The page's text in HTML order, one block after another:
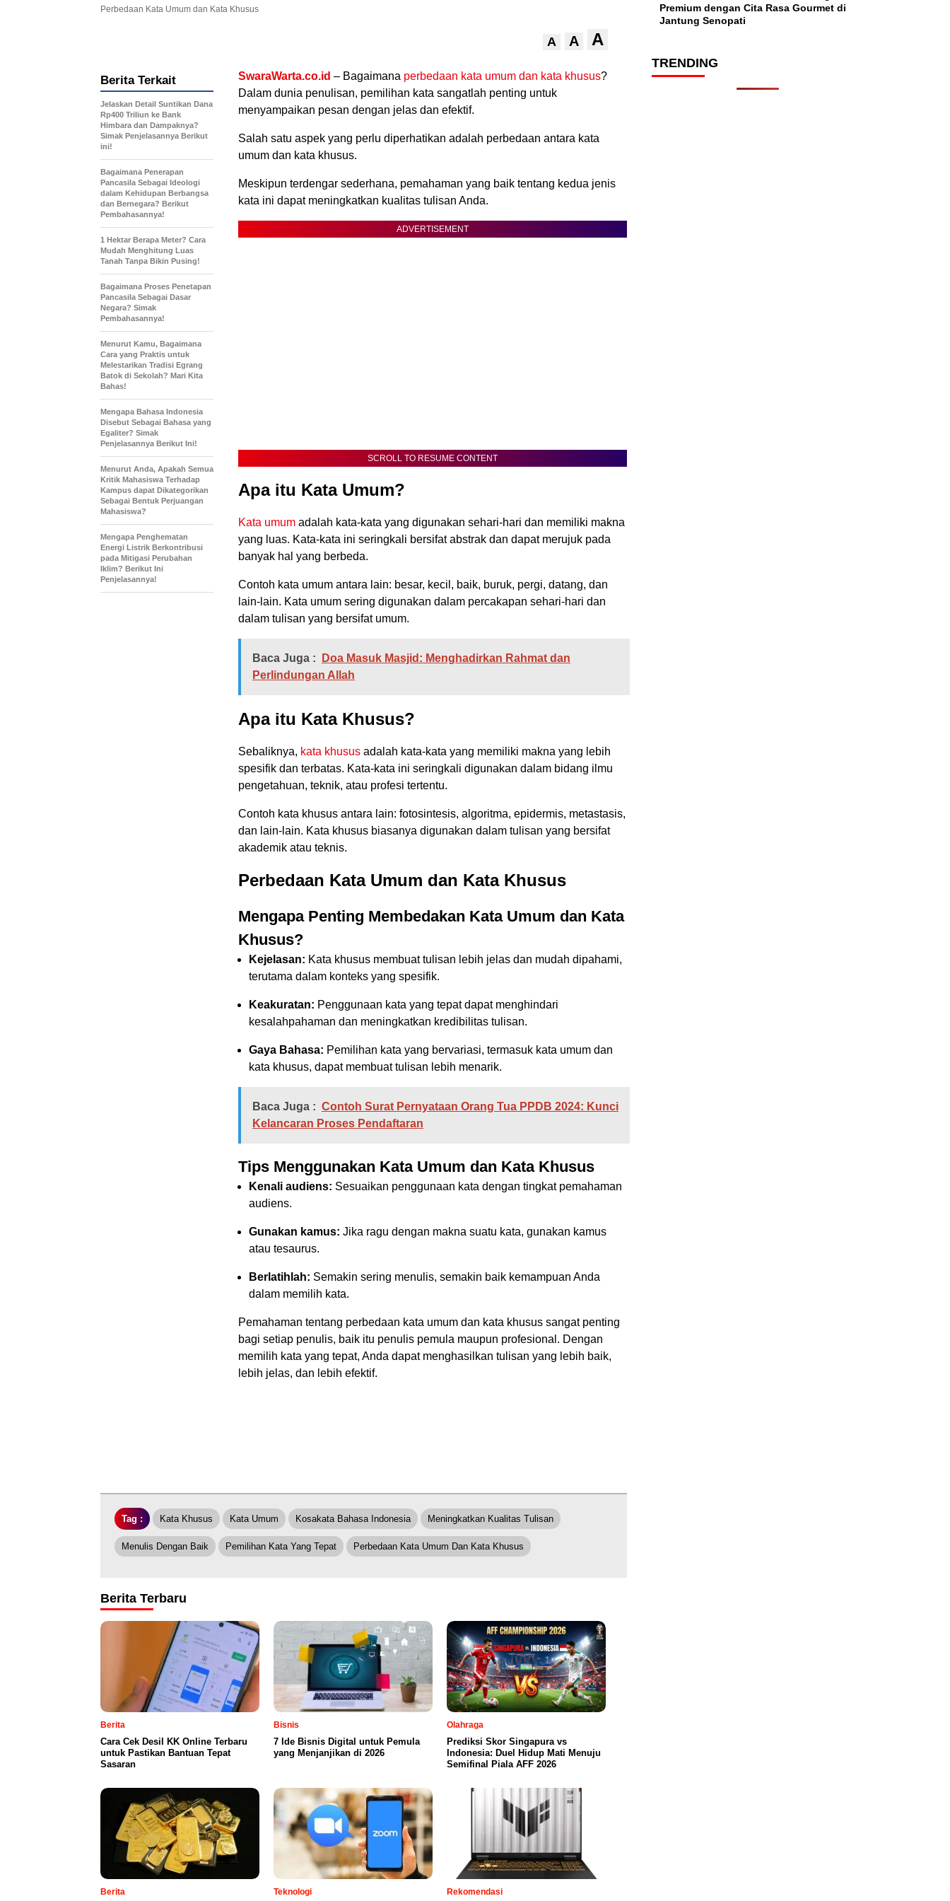
Perbedaan Kata Umum dan Kata Khusus
A A A
SwaraWarta.co.id – Bagaimana perbedaan kata umum dan kata khusus?
Dalam dunia penulisan, pemilihan kata sangatlah penting untuk
menyampaikan pesan dengan jelas dan efektif.
Salah satu aspek yang perlu diperhatikan adalah perbedaan antara kata
umum dan kata khusus.
Meskipun terdengar sederhana, pemahaman yang baik tentang kedua jenis
kata ini dapat meningkatkan kualitas tulisan Anda.
ADVERTISEMENT
SCROLL TO RESUME CONTENT
Apa itu Kata Umum?
Kata umum adalah kata-kata yang digunakan sehari-hari dan memiliki makna
yang luas. Kata-kata ini seringkali bersifat abstrak dan dapat merujuk pada
banyak hal yang berbeda.
Contoh kata umum antara lain: besar, kecil, baik, buruk, pergi, datang, dan
lain-lain. Kata umum sering digunakan dalam percakapan sehari-hari dan
dalam tulisan yang bersifat umum.
Baca Juga :
Doa Masuk Masjid: Menghadirkan Rahmat dan
Perlindungan Allah
Apa itu Kata Khusus?
Sebaliknya, kata khusus adalah kata-kata yang memiliki makna yang lebih
spesifik dan terbatas. Kata-kata ini seringkali digunakan dalam bidang ilmu
pengetahuan, teknik, atau profesi tertentu.
Contoh kata khusus antara lain: fotosintesis, algoritma, epidermis, metastasis,
dan lain-lain. Kata khusus biasanya digunakan dalam tulisan yang bersifat
akademik atau teknis.
Perbedaan Kata Umum dan Kata Khusus
Mengapa Penting Membedakan Kata Umum dan Kata
Khusus?
Kejelasan: Kata khusus membuat tulisan lebih jelas dan mudah dipahami,
terutama dalam konteks yang spesifik.
Keakuratan: Penggunaan kata yang tepat dapat menghindari
kesalahpahaman dan meningkatkan kredibilitas tulisan.
Gaya Bahasa: Pemilihan kata yang bervariasi, termasuk kata umum dan
kata khusus, dapat membuat tulisan lebih menarik.
Baca Juga : Contoh Surat Pernyataan Orang Tua PPDB 2024: Kunci
Kelancaran Proses Pendaftaran
Tips Menggunakan Kata Umum dan Kata Khusus
Kenali audiens: Sesuaikan penggunaan kata dengan tingkat pemahaman
audiens.
Gunakan kamus: Jika ragu dengan makna suatu kata, gunakan kamus
atau tesaurus.
Berlatihlah: Semakin sering menulis, semakin baik kemampuan Anda
dalam memilih kata.
Pemahaman tentang perbedaan kata umum dan kata khusus sangat penting
bagi setiap penulis, baik itu penulis pemula maupun profesional. Dengan
memilih kata yang tepat, Anda dapat menghasilkan tulisan yang lebih baik,
lebih jelas, dan lebih efektif.
Berita Terkait
Jelaskan Detail Suntikan Dana
Rp400 Triliun ke Bank
Himbara dan Dampaknya?
Simak Penjelasannya Berikut
ini!
Bagaimana Penerapan
Pancasila Sebagai Ideologi
dalam Kehidupan Berbangsa
dan Bernegara? Berikut
Pembahasannya!
1 Hektar Berapa Meter? Cara
Mudah Menghitung Luas
Tanah Tanpa Bikin Pusing!
Bagaimana Proses Penetapan
Pancasila Sebagai Dasar
Negara? Simak
Pembahasannya!
Menurut Kamu, Bagaimana
Cara yang Praktis untuk
Melestarikan Tradisi Egrang
Batok di Sekolah? Mari Kita
Bahas!
Mengapa Bahasa Indonesia
Disebut Sebagai Bahasa yang
Egaliter? Simak
Penjelasannya Berikut Ini!
Menurut Anda, Apakah Semua
Kritik Mahasiswa Terhadap
Kampus dapat Dikategorikan
Sebagai Bentuk Perjuangan
Mahasiswa?
Mengapa Penghematan
Energi Listrik Berkontribusi
pada Mitigasi Perubahan
Iklim? Berikut Ini
Penjelasannya!
Tag : Kata Khusus Kata Umum Kosakata Bahasa Indonesia Meningkatkan Kualitas Tulisan
Menulis Dengan Baik Pemilihan Kata Yang Tepat Perbedaan Kata Umum Dan Kata Khusus
Berita Terbaru
Berita
Cara Cek Desil KK Online Terbaru
untuk Pastikan Bantuan Tepat
Sasaran
Bisnis
7 Ide Bisnis Digital untuk Pemula
yang Menjanjikan di 2026
Olahraga
Prediksi Skor Singapura vs
Indonesia: Duel Hidup Mati Menuju
Semifinal Piala AFF 2026
Berita Teknologi Rekomendasi
Premium dengan Cita Rasa Gourmet di
Jantung Senopati
TRENDING